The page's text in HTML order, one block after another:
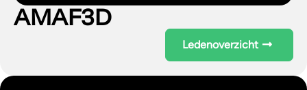
AMAF3D
Ledenoverzicht